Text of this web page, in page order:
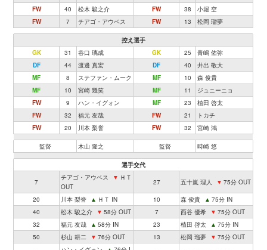
FW
40 松木 駿之介 FW 38
小堀 空
FW
7 チアゴ・アウベス FW 13 松岡 瑠夢
控え選手
GK
31 谷口 璃成 GK 25
青嶋 佑弥
DF
44 渡邊 真宏 DF 40
井出 敬大
MF
8 ステファン・ムーク MF 10
森 俊貴
MF
10 宮崎 幾笑 MF 11
ジュニーニョ
FW
9 ハン・イグォン MF 23
植田 啓太
FW
32 福元 友哉 FW 21
トカチ
FW
20 川本 梨誉 FW 32 宮崎 鴻
監督 木山 隆之 監督 時崎 悠
選手交代
7
チアゴ・アウベス ▼ ＨＴ
OUT
27 五十嵐 理人 ▼ 75分 OUT
20 川本 梨誉 ▲ ＨＴ IN 10 森 俊貴 ▲ 75分 IN
40
松木 駿之介 ▼ 58分 OUT 7 西谷 優希 ▼ 75分 OUT
32
福元 友哉 ▲ 58分 IN 23 植田 啓太 ▲ 75分 IN
50
杉山 耕二 ▼ 76分 OUT 13 松岡 瑠夢 ▼ 75分 OUT